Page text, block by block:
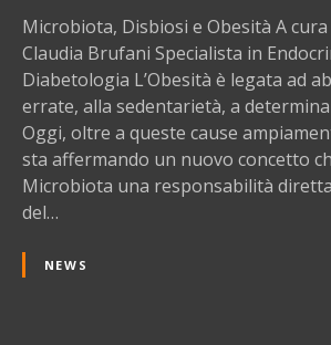
i
o
s
i
e
O
b
Microbiota, Disbiosi e Obesità A
Claudia Brufani Specialista in
Diabetologia L’Obesità è legata ad
errate, alla sedentarietà, a
Oggi, oltre a queste cause
sta affermando un nuovo concetto
Microbiota una responsabilità
del…
NEWS